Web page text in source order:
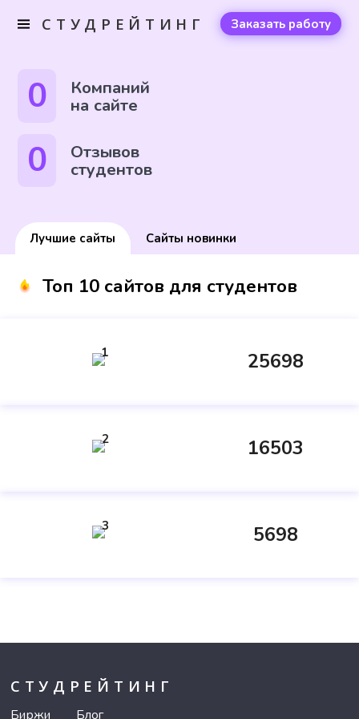
СТУДРЕЙТИНГ Заказать работу
0 Компаний
на сайте
0 Отзывов
студентов
Лучшие сайты Сайты новинки
Топ 10 сайтов для студентов
1 25698
2 16503
3 5698
СТУДРЕЙТИНГ
Биржи Блог